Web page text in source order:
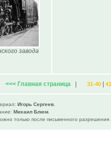
завода
<<< Главная страница 31-40
Игорь Сергеев
Михаил Блюм
только после письменного разрешения